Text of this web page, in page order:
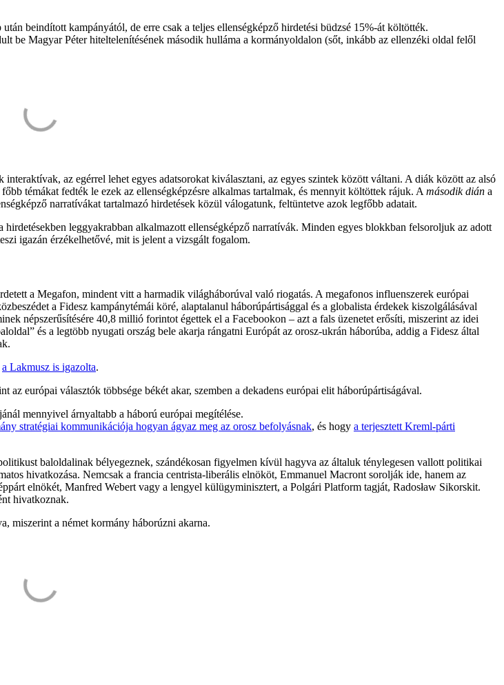
beindított kampányától, de erre csak a teljes ellenségképző hirdetési büdzsé 15%-át költötték.
be Magyar Péter hiteltelenítésének második hulláma a kormányoldalon (sőt, inkább az ellenzéki oldal felől
az egérrel lehet egyes adatsorokat kiválasztani, az egyes szintek között váltani. A diák között az alsó
témákat fedték le ezek az ellenségképzésre alkalmas tartalmak, és mennyit költöttek rájuk. A második diána
narratívákat tartalmazó hirdetések közül válogatunk, feltüntetve azok legfőbb adatait.
leggyakrabban alkalmazott ellenségképző narratívák. Minden egyes blokkban felsoroljuk az adott
igazán érzékelhetővé, mit is jelent a vizsgált fogalom.
a Megafon, mindent vitt a harmadik világháborúval való riogatás. A megafonos influenszerek európai
a Fidesz kampánytémái köré, alaptalanul háborúpártisággal és a globalista érdekek kiszolgálásával
népszerűsítésére 40,8 millió forintot égettek el a Facebookon – azt a fals üzenetet erősíti, miszerint az idei
és a legtöbb nyugati ország bele akarja rángatni Európát az orosz-ukrán háborúba, addig a Fidesz által
a Lakmusz is igazolta.
európai választók többsége békét akar, szemben a dekadens európai elit háborúpártiságával.
mennyivel árnyaltabb a háború európai megítélése.
stratégiai kommunikációja hogyan ágyaz meg az orosz befolyásnak, és hogy a terjesztett Kreml-párti
baloldalinak bélyegeznek, szándékosan figyelmen kívül hagyva az általuk ténylegesen vallott politikai
hivatkozása. Nemcsak a francia centrista-liberális elnököt, Emmanuel Macront sorolják ide, hanem az
elnökét, Manfred Webert vagy a lengyel külügyminisztert, a Polgári Platform tagját, Radosław Sikorskit.
hivatkoznak.
miszerint a német kormány háborúzni akarna.